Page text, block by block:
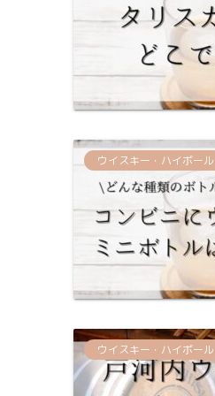
ウイスキー・ハイボール
ウイスキー・ハイボール